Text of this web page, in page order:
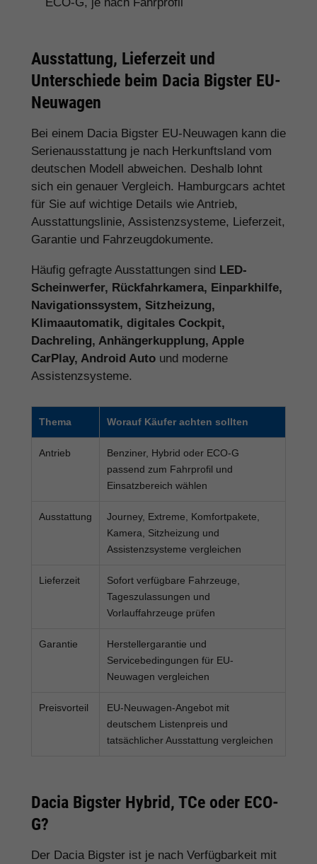
Ausstattung, Lieferzeit und
Unterschiede beim Dacia Bigster EU-
Neuwagen
Bei einem Dacia Bigster EU-Neuwagen kann die
Serienausstattung je nach Herkunftsland vom
deutschen Modell abweichen. Deshalb lohnt
sich ein genauer Vergleich. Hamburgcars achtet
für Sie auf wichtige Details wie Antrieb,
Ausstattungslinie, Assistenzsysteme, Lieferzeit,
Garantie und Fahrzeugdokumente.
Häufig gefragte Ausstattungen sind LED-
Scheinwerfer, Rückfahrkamera, Einparkhilfe,
Navigationssystem, Sitzheizung,
Klimaautomatik, digitales Cockpit,
Dachreling, Anhängerkupplung, Apple
CarPlay, Android Auto und moderne
Assistenzsysteme.
Thema Worauf Käufer achten sollten
Antrieb
Benziner, Hybrid oder ECO-G
passend zum Fahrprofil und
Einsatzbereich wählen
Ausstattung
Journey, Extreme, Komfortpakete,
Kamera, Sitzheizung und
Assistenzsysteme vergleichen
Lieferzeit
Sofort verfügbare Fahrzeuge,
Tageszulassungen und
Vorlauffahrzeuge prüfen
Garantie
Herstellergarantie und
Servicebedingungen für EU-
Neuwagen vergleichen
Preisvorteil
EU-Neuwagen-Angebot mit
deutschem Listenpreis und
tatsächlicher Ausstattung vergleichen
Dacia Bigster Hybrid, TCe oder ECO-
G?
Der Dacia Bigster ist je nach Verfügbarkeit mit